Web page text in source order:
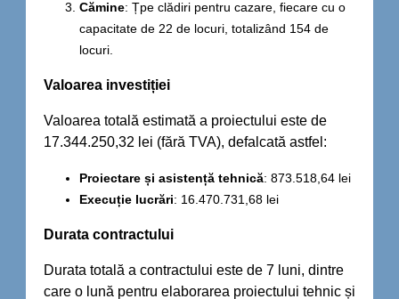
Cămine: Țpe clădiri pentru cazare, fiecare cu o
capacitate de 22 de locuri, totalizând 154 de
locuri.
Valoarea investiției
Valoarea totală estimată a proiectului este de
17.344.250,32 lei (fără TVA), defalcată astfel:
Proiectare și asistență tehnică: 873.518,64 lei
Execuție lucrări: 16.470.731,68 lei
Durata contractului
Durata totală a contractului este de 7 luni, dintre
care o lună pentru elaborarea proiectului tehnic și